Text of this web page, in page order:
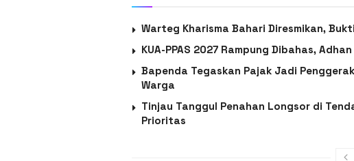
Warteg Kharisma Bahari Diresmikan,
KUA-PPAS 2027 Rampung Dibahas,
Bapenda Tegaskan Pajak Jadi
Warga
Tinjau Tanggul Penahan Longsor di
Prioritas